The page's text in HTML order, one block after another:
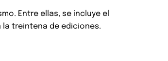
Entre ellas, se incluye el
la treintena de ediciones.